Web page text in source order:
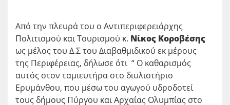
Από την πλευρά του ο Aντιπεριφερειάρχης
Πολιτισμού και Τουρισμού κ. Νίκος Κοροβέσης
ως μέλος του Δ.Σ του Διαβαθμιδικού εκ μέρους
της Περιφέρειας, δήλωσε ότι “ Ο καθαρισμός
αυτός στον ταμιευτήρα στο διυλιστήριο
Ερυμάνθου, που μέσω του αγωγού υδροδοτεί
τους δήμους Πύργου και Αρχαίας Ολυμπίας στο